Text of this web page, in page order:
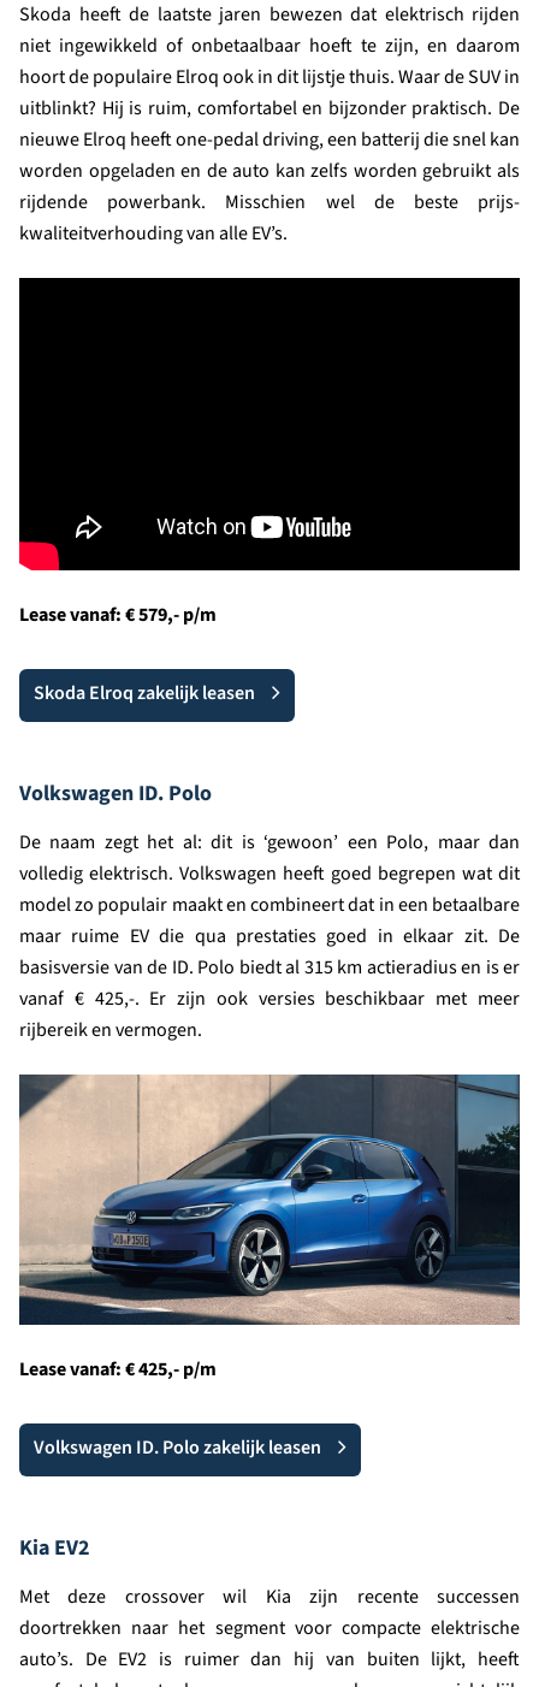
Skoda heeft de laatste jaren bewezen dat elektrisch rijden
niet ingewikkeld of onbetaalbaar hoeft te zijn, en daarom
hoort de populaire Elroq ook in dit lijstje thuis. Waar de SUV in
uitblinkt? Hij is ruim, comfortabel en bijzonder praktisch. De
nieuwe Elroq heeft one-pedal driving, een batterij die snel kan
worden opgeladen en de auto kan zelfs worden gebruikt als
rijdende powerbank. Misschien wel de beste prijs-
kwaliteitverhouding van alle EV’s.
Lease vanaf: € 579,- p/m
Skoda Elroq zakelijk leasen
Volkswagen ID. Polo
De naam zegt het al: dit is ‘gewoon’ een Polo, maar dan
volledig elektrisch. Volkswagen heeft goed begrepen wat dit
model zo populair maakt en combineert dat in een betaalbare
maar ruime EV die qua prestaties goed in elkaar zit. De
basisversie van de ID. Polo biedt al 315 km actieradius en is er
vanaf € 425,-. Er zijn ook versies beschikbaar met meer
rijbereik en vermogen.
Lease vanaf: € 425,-p/m
Volkswagen ID. Polo zakelijk leasen
Kia EV2
Met deze crossover wil Kia zijn recente successen
doortrekken naar het segment voor compacte elektrische
auto’s. De EV2 is ruimer dan hij van buiten lijkt, heeft